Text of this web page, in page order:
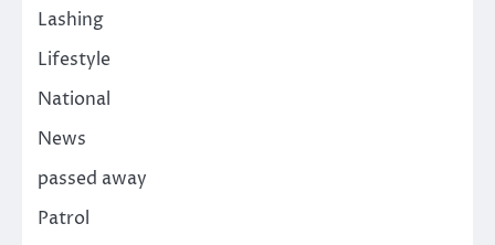
Lashing
Lifestyle
National
News
passed away
Patrol